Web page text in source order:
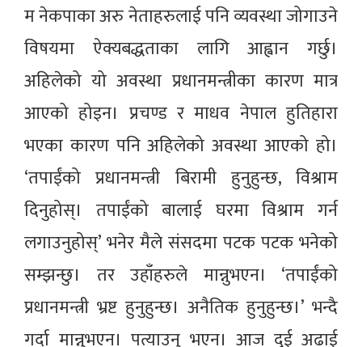
म नेकपाका अरु नेताहरुलाई पनि व्यवस्था जोगाउने
विषयमा ऐक्यबद्धताका लागि आह्वान गर्छु।
अहिलेको यो अवस्था प्रधानमन्त्रीका कारण मात्र
आएको होइन। प्रचण्ड र माधव नेपाल हुतिहारा
भएका कारण पनि अहिलेको अवस्था आएको हो।
‘तपाईंको प्रधानमन्त्री बिरामी हुनुहुन्छ, विश्राम
दिनुहोस्। तपाईंको बालाई घरमा विश्राम गर्न
लगाउनुहोस्’ भनेर मैले संसदमा पटक पटक भनेको
सम्झन्छु। तर उहाँहरुले मान्नुभएन। ‘तपाईंको
प्रधानमन्त्री भ्रष्ट हुनुहुन्छ। अनैतिक हुनुहुन्छ।’ भन्दै
गर्दा मान्नुभएन। पत्याउनु भएन। आज दुई अढाई